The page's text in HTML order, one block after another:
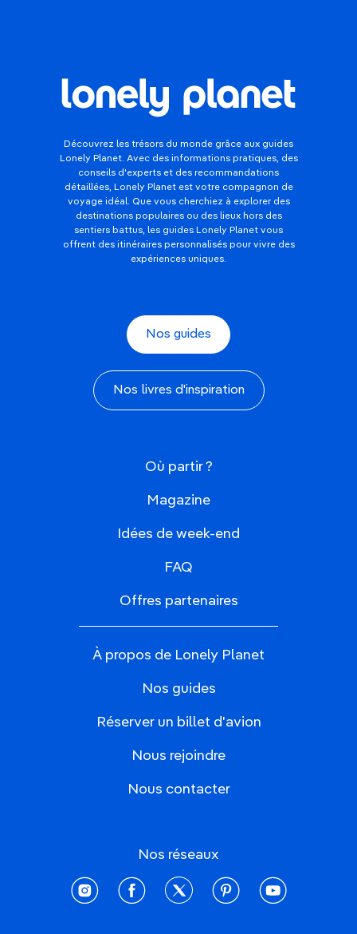
Découvrez les trésors du monde grâce aux guides
Lonely Planet. Avec des informations pratiques, des
conseils d'experts et des recommandations
détaillées, Lonely Planet est votre compagnon de
voyage idéal. Que vous cherchiez à explorer des
destinations populaires ou des lieux hors des
sentiers battus, les guides Lonely Planet vous
offrent des itinéraires personnalisés pour vivre des
expériences uniques.
Nos guides
Nos livres d'inspiration
Où partir ?
Magazine
Idées de week-end
FAQ
Offres partenaires
À propos de Lonely Planet
Nos guides
Réserver un billet d'avion
Nous rejoindre
Nous contacter
Nos réseaux
instagramfacebooktwitter pinterestyoutube